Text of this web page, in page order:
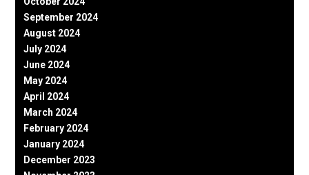
September 2024
August 2024
July 2024
June 2024
May 2024
April 2024
March 2024
February 2024
January 2024
December 2023